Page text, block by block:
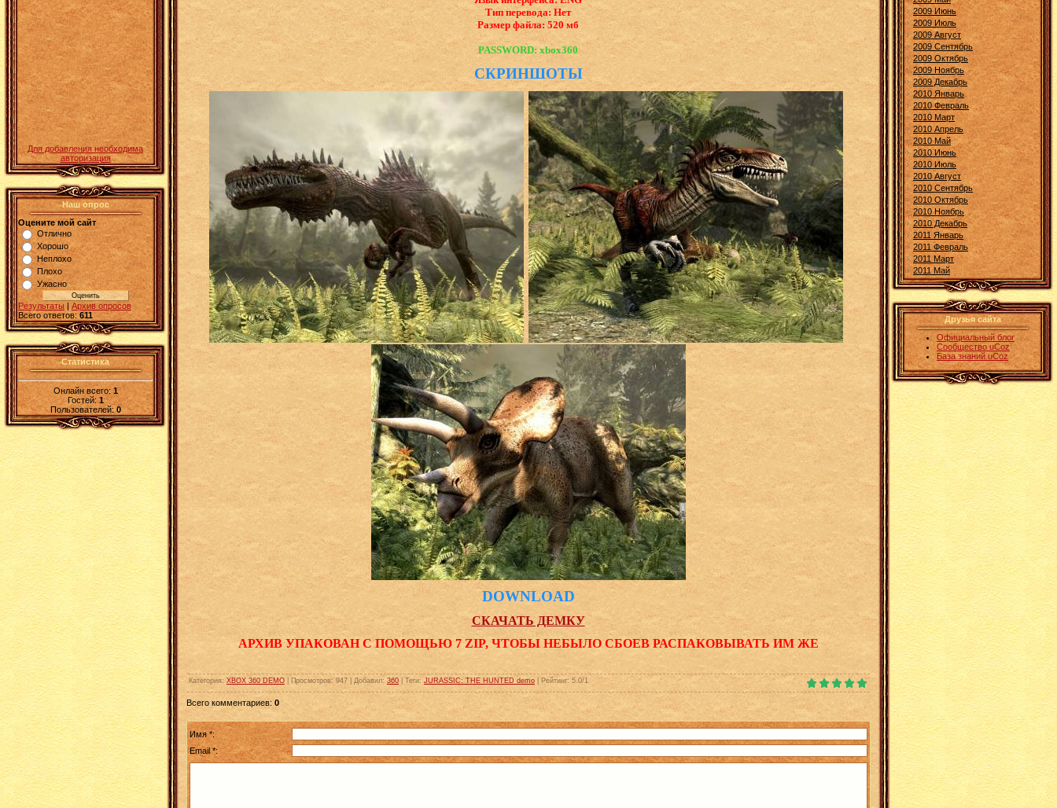
Для добавления необходима
авторизация
Наш опрос
Оцените мой сайт
Отлично
Хорошо
Неплохо
Плохо
Ужасно
Результаты | Архив опросов
Всего ответов: 611
Статистика
Онлайн всего:1
Гостей:1
Пользователей: 0
Тип перевода: Нет
Размер файла: 520 мб
PASSWORD: xbox360
СКРИНШОТЫ
DOWNLOAD
СКАЧАТЬ ДЕМКУ
АРХИВ УПАКОВАН С ПОМОЩЬЮ 7 ZIP, ЧТОБЫ НЕБЫЛО СБОЕВ РАСПАКОВЫВАТЬ ИМ ЖЕ
Категория: XBOX 360 DEMO Просмотров: 947 Добавил: 360 Теги: JURASSIC: THE HUNTED demo Рейтинг: 5.0/1
Всего комментариев: 0
Имя *:
Email *:
2009 Июнь
2009 Июль
2009 Август
2009 Сентябрь
2009 Октябрь
2009 Ноябрь
2009 Декабрь
2010 Январь
2010 Февраль
2010 Март
2010 Апрель
2010 Май
2010 Июнь
2010 Июль
2010 Август
2010 Сентябрь
2010 Октябрь
2010 Ноябрь
2010 Декабрь
2011 Январь
2011 Февраль
2011 Март
2011 Май
Друзья сайта
Официальный блог
Сообщество uCoz
База знаний uCoz